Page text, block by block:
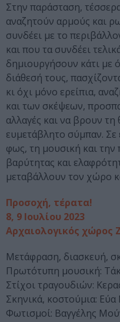
Στην παράσταση,
αναζητούν αρμούς και
συνδέει με το
και που τα συνδέει
δημιουργήσουν κάτι με
διάθεσή τους,
κι όχι μόνο ερείπια,
και των σκέψεων,
αλλαγές και να βρουν
ευμετάβλητο σύμπαν. Σε
φως, τη μουσική και
βαρύτητας και
μεταβάλλουν τον χώρο
Προσοχή, τέρατα!
8, 9 Ιουλίου 2023
Αρχαιολογικός χώρος
Μετάφραση, διασκευή,
Πρωτότυπη μουσική:
Στίχοι τραγουδιών:
Σκηνικά, κοστούμια:
Φωτισμοί: Βαγγέλης